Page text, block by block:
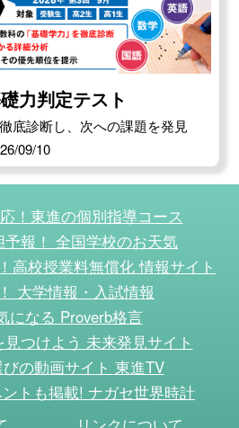
力判定テスト
底診断し、次への課題を発見
09/10
！東進の個別指導コース
報！ 全国学校のお天気
高校授業料無償化 情報サイト
大学情報・入試情報
になる Proverb格言
つけよう 未来発見サイト
の動画サイト 東進TV
トも掲載! ナガセ世界時計